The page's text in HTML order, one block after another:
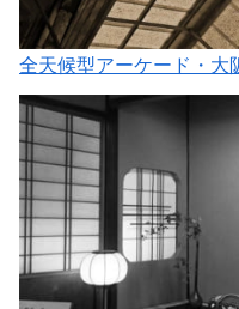
全天候型アーケード・大